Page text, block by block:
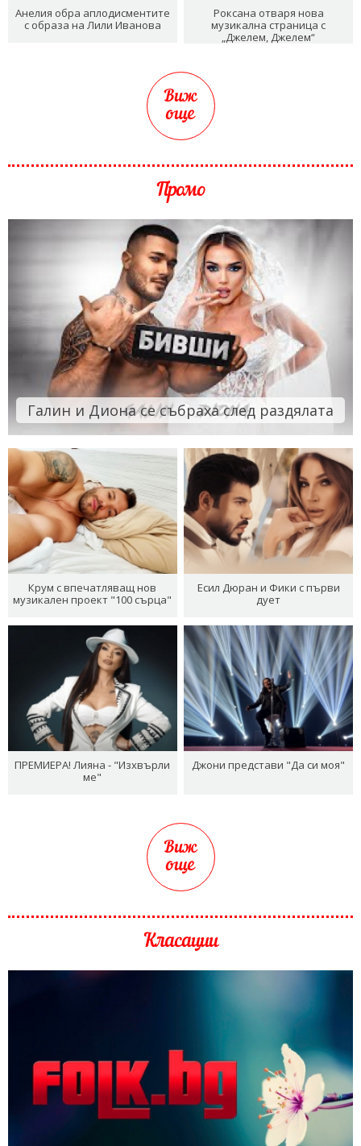
Анелия обра аплодисментите
с образа на Лили Иванова
Роксана отваря нова
музикална страница с
„Джелем, Джелем“
Виж
още
Промо
Галин и Диона се събраха след раздялата
Крум с впечатляващ нов
музикален проект "100 сърца"
Есил Дюран и Фики с първи
дует
ПРЕМИЕРА! Лияна - "Изхвърли
ме"
Джони представи "Да си моя"
Виж
още
Класации